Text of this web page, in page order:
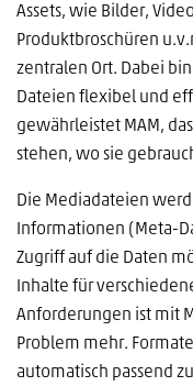
Assets, wie Bilder,
Produktbroschüren
zentralen Ort. Dabei
Dateien flexibel und
gewährleistet MAM,
stehen, wo sie
Die Mediadateien
Informationen (Meta-
Zugriff auf die Daten
Inhalte für
Anforderungen ist mit
Problem mehr.
automatisch passend